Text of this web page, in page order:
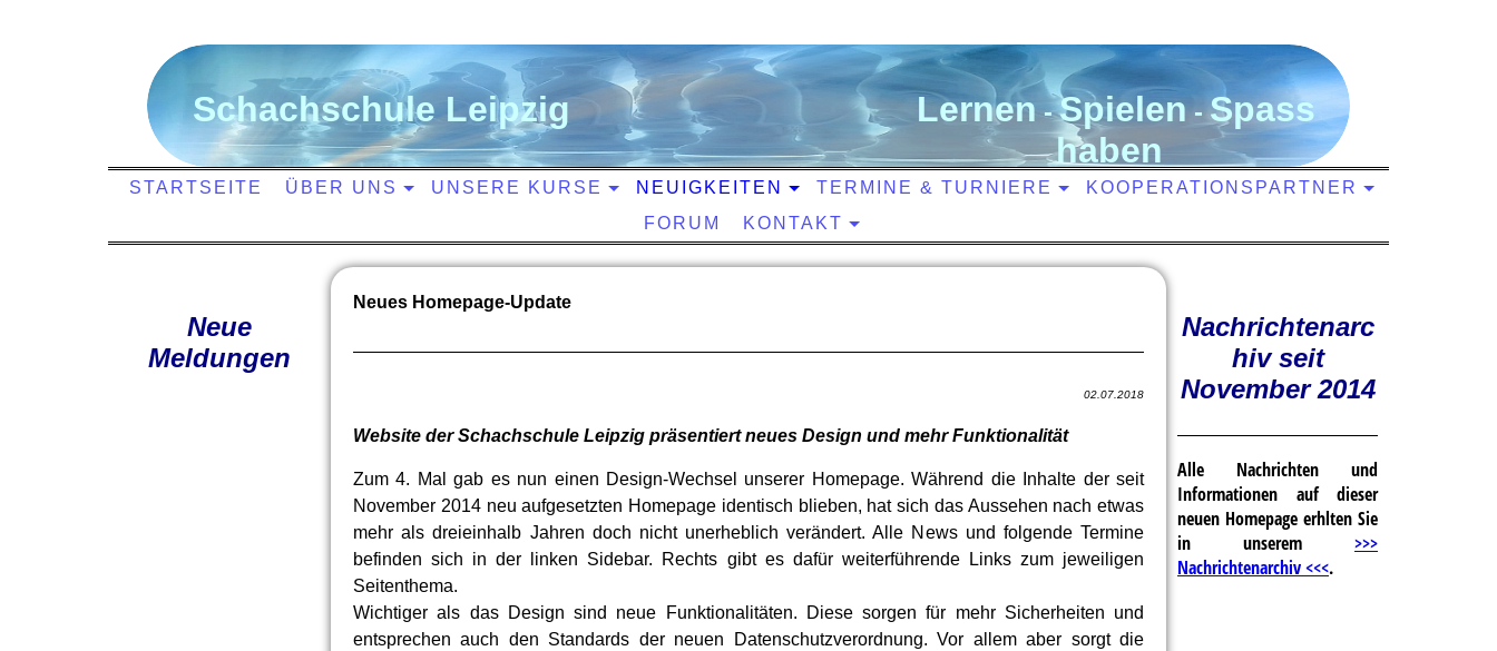
Schachschule Leipzig Lernen - Spielen - Spass
haben
STARTSEITE ÜBER UNS UNSERE KURSE NEUIGKEITEN TERMINE & TURNIERE
KOOPERATIONSPARTNER
FORUM
KONTAKT
Neues Homepage-Update
02.07.2018
Website der Schachschule Leipzig präsentiert neues Design und mehr Funktionalität
Zum 4. Mal gab es nun einen Design-Wechsel unserer Homepage. Während die Inhalte der seit
November 2014 neu aufgesetzten Homepage identisch blieben, hat sich das Aussehen nach etwas
mehr als dreieinhalb Jahren doch nicht unerheblich verändert. Alle News und folgende Termine
befinden sich in der linken Sidebar. Rechts gibt es dafür weiterführende Links zum jeweiligen
Seitenthema.
Wichtiger als das Design sind neue Funktionalitäten. Diese sorgen für mehr Sicherheiten und
entsprechen auch den Standards der neuen Datenschutzverordnung. Vor allem aber sorgt die
Neue
Meldungen
Nachrichtenarc
hiv seit
November 2014
Alle Nachrichten und
Informationen auf dieser
neuen Homepage erhlten Sie
in unserem >>>
Nachrichtenarchiv <<<.